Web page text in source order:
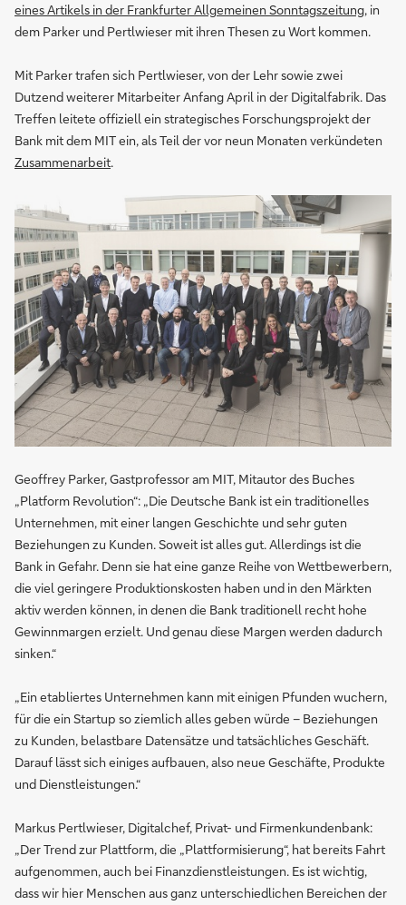
eines Artikels in der Frankfurter Allgemeinen Sonntagszeitung, in
dem Parker und Pertlwieser mit ihren Thesen zu Wort kommen.
Mit Parker trafen sich Pertlwieser, von der Lehr sowie zwei
Dutzend weiterer Mitarbeiter Anfang April in der Digitalfabrik. Das
Treffen leitete offiziell ein strategisches Forschungsprojekt der
Bank mit dem MIT ein, als Teil der vor neun Monaten verkündeten
Zusammenarbeit.
Geoffrey Parker, Gastprofessor am MIT, Mitautor des Buches
„Platform Revolution“: „Die Deutsche Bank ist ein traditionelles
Unternehmen, mit einer langen Geschichte und sehr guten
Beziehungen zu Kunden. Soweit ist alles gut. Allerdings ist die
Bank in Gefahr. Denn sie hat eine ganze Reihe von Wettbewerbern,
die viel geringere Produktionskosten haben und in den Märkten
aktiv werden können, in denen die Bank traditionell recht hohe
Gewinnmargen erzielt. Und genau diese Margen werden dadurch
sinken.“
„Ein etabliertes Unternehmen kann mit einigen Pfunden wuchern,
für die ein Startup so ziemlich alles geben würde – Beziehungen
zu Kunden, belastbare Datensätze und tatsächliches Geschäft.
Darauf lässt sich einiges aufbauen, also neue Geschäfte, Produkte
und Dienstleistungen.“
Markus Pertlwieser, Digitalchef, Privat- und Firmenkundenbank:
„Der Trend zur Plattform, die „Plattformisierung“, hat bereits Fahrt
aufgenommen, auch bei Finanzdienstleistungen. Es ist wichtig,
dass wir hier Menschen aus ganz unterschiedlichen Bereichen der